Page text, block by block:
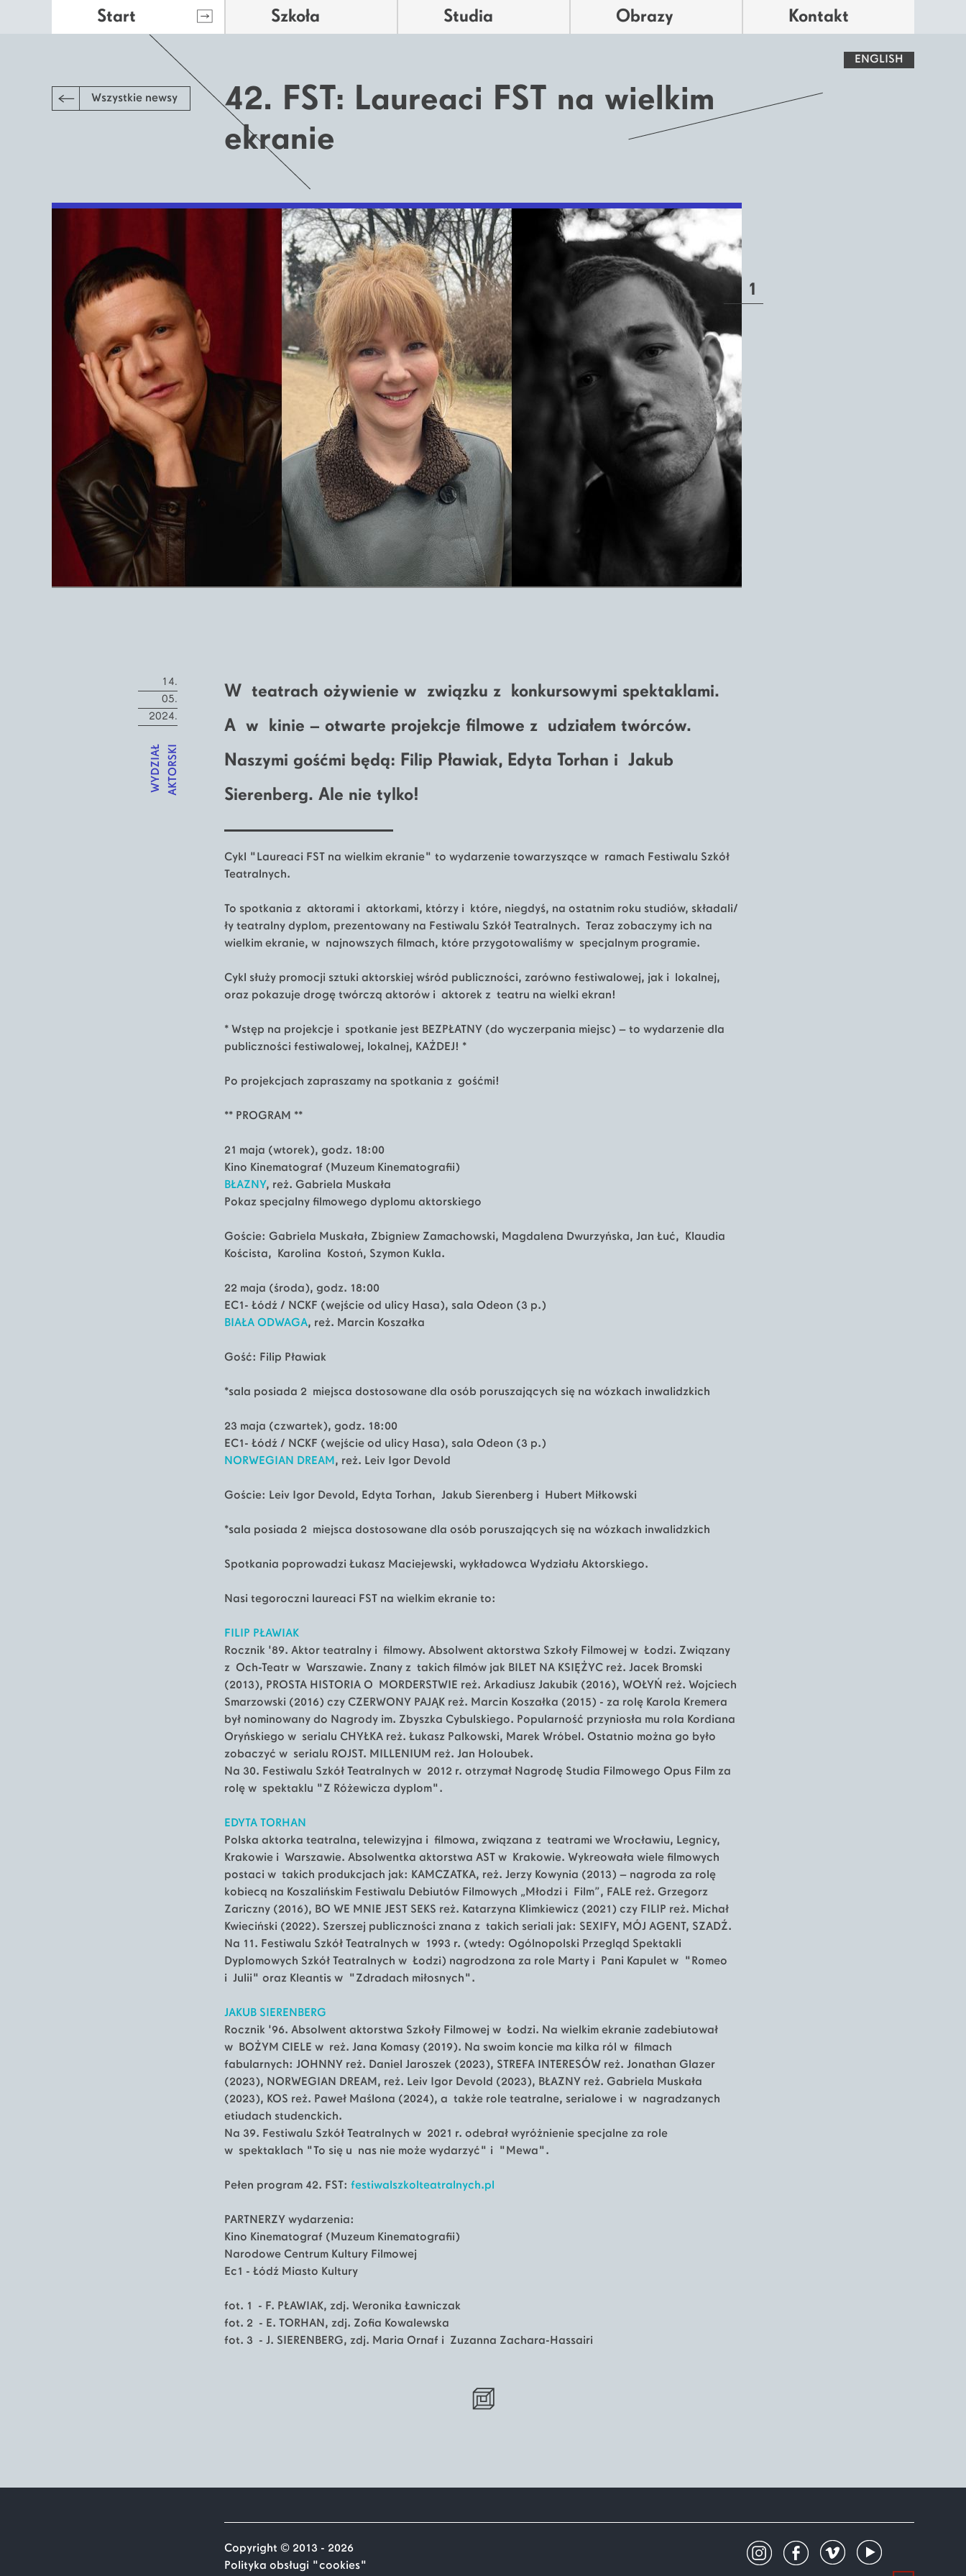
Start Szkoła Studia Obrazy Kontakt
42. FST: Laureaci FST na wielkim
ekranie
Wszystkie newsy
ENGLISH
1
14.
05.
2024.
WYDZIAŁAKTORSKI
W teatrach ożywienie w związku z konkursowymi spektaklami.
A w kinie – otwarte projekcje filmowe z udziałem twórców.
Naszymi gośćmi będą: Filip Pławiak, Edyta Torhan i Jakub
Sierenberg. Ale nie tylko!
Cykl "Laureaci FST na wielkim ekranie" to wydarzenie towarzyszące w ramach Festiwalu Szkół
Teatralnych.
To spotkania z aktorami i aktorkami, którzy i które, niegdyś, na ostatnim roku studiów, składali/
ły teatralny dyplom, prezentowany na Festiwalu Szkół Teatralnych. Teraz zobaczymy ich na
wielkim ekranie, w najnowszych filmach, które przygotowaliśmy w specjalnym programie.
Cykl służy promocji sztuki aktorskiej wśród publiczności, zarówno festiwalowej, jak i lokalnej,
oraz pokazuje drogę twórczą aktorów i aktorek z teatru na wielki ekran!
* Wstęp na projekcje i spotkanie jest BEZPŁATNY (do wyczerpania miejsc) – to wydarzenie dla
publiczności festiwalowej, lokalnej, KAŻDEJ! *
Po projekcjach zapraszamy na spotkania z gośćmi!
** PROGRAM **
21 maja (wtorek), godz. 18:00
Kino Kinematograf (Muzeum Kinematografii)
BŁAZNY, reż. Gabriela Muskała
Pokaz specjalny filmowego dyplomu aktorskiego
Goście: Gabriela Muskała, Zbigniew Zamachowski, Magdalena Dwurzyńska, Jan Łuć, Klaudia
Koścista, Karolina Kostoń, Szymon Kukla.
22 maja (środa), godz. 18:00
EC1- Łódź / NCKF (wejście od ulicy Hasa), sala Odeon (3 p.)
BIAŁA ODWAGA, reż. Marcin Koszałka
Gość: Filip Pławiak
*sala posiada 2 miejsca dostosowane dla osób poruszających się na wózkach inwalidzkich
23 maja (czwartek), godz. 18:00
EC1- Łódź / NCKF (wejście od ulicy Hasa), sala Odeon (3 p.)
NORWEGIAN DREAM , reż. Leiv Igor Devold
Goście: Leiv Igor Devold, Edyta Torhan, Jakub Sierenberg i Hubert Miłkowski
*sala posiada 2 miejsca dostosowane dla osób poruszających się na wózkach inwalidzkich
Spotkania poprowadzi Łukasz Maciejewski, wykładowca Wydziału Aktorskiego.
Nasi tegoroczni laureaci FST na wielkim ekranie to:
FILIP PŁAWIAK
Rocznik '89. Aktor teatralny i filmowy. Absolwent aktorstwa Szkoły Filmowej w Łodzi. Związany
z Och-Teatr w Warszawie. Znany z takich filmów jak BILET NA KSIĘŻYC reż. Jacek Bromski
(2013), PROSTA HISTORIA O MORDERSTWIE reż. Arkadiusz Jakubik (2016), WOŁYŃ reż. Wojciech
Smarzowski (2016) czy CZERWONY PAJĄK reż. Marcin Koszałka (2015) - za rolę Karola Kremera
był nominowany do Nagrody im. Zbyszka Cybulskiego. Popularność przyniosła mu rola Kordiana
Oryńskiego w serialu CHYŁKA reż. Łukasz Palkowski, Marek Wróbel. Ostatnio można go było
zobaczyć w serialu ROJST. MILLENIUM reż. Jan Holoubek.
Na 30. Festiwalu Szkół Teatralnych w 2012 r. otrzymał Nagrodę Studia Filmowego Opus Film za
rolę w spektaklu "Z Różewicza dyplom".
EDYTA TORHAN
Polska aktorka teatralna, telewizyjna i filmowa, związana z teatrami we Wrocławiu, Legnicy,
Krakowie i Warszawie. Absolwentka aktorstwa AST w Krakowie. Wykreowała wiele filmowych
postaci w takich produkcjach jak: KAMCZATKA, reż. Jerzy Kowynia (2013) – nagroda za rolę
kobiecą na Koszalińskim Festiwalu Debiutów Filmowych „Młodzi i Film”, FALE reż. Grzegorz
Zariczny (2016), BO WE MNIE JEST SEKS reż. Katarzyna Klimkiewicz (2021) czy FILIP reż. Michał
Kwieciński (2022). Szerszej publiczności znana z takich seriali jak: SEXIFY, MÓJ AGENT, SZADŹ.
Na 11. Festiwalu Szkół Teatralnych w 1993 r. (wtedy: Ogólnopolski Przegląd Spektakli
Dyplomowych Szkół Teatralnych w Łodzi) nagrodzona za role Marty i Pani Kapulet w "Romeo
i Julii" oraz Kleantis w "Zdradach miłosnych".
JAKUB SIERENBERG
Rocznik '96. Absolwent aktorstwa Szkoły Filmowej w Łodzi. Na wielkim ekranie zadebiutował
w BOŻYM CIELE w reż. Jana Komasy (2019). Na swoim koncie ma kilka ról w filmach
fabularnych: JOHNNY reż. Daniel Jaroszek (2023), STREFA INTERESÓW reż. Jonathan Glazer
(2023), NORWEGIAN DREAM, reż. Leiv Igor Devold (2023), BŁAZNY reż. Gabriela Muskała
(2023), KOS reż. Paweł Maślona (2024), a także role teatralne, serialowe i w nagradzanych
etiudach studenckich.
Na 39. Festiwalu Szkół Teatralnych w 2021 r. odebrał wyróżnienie specjalne za role
w spektaklach "To się u nas nie może wydarzyć" i "Mewa".
Pełen program 42. FST: festiwalszkolteatralnych.pl
PARTNERZY wydarzenia:
Kino Kinematograf (Muzeum Kinematografii)
Narodowe Centrum Kultury Filmowej
Ec1 - Łódź Miasto Kultury
fot. 1 - F. PŁAWIAK, zdj. Weronika Ławniczak
fot. 2 - E. TORHAN, zdj. Zofia Kowalewska
fot. 3 - J. SIERENBERG, zdj. Maria Ornaf i Zuzanna Zachara-Hassairi
Copyright © 2013 - 2026
Polityka obsługi "cookies"